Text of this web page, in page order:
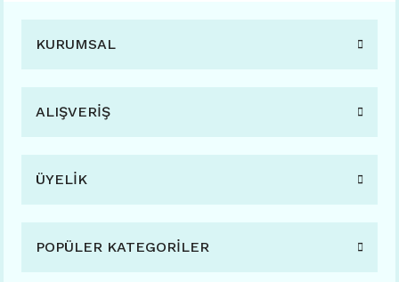
KURUMSAL
ALIŞVERİŞ
ÜYELİK
POPÜLER KATEGORİLER